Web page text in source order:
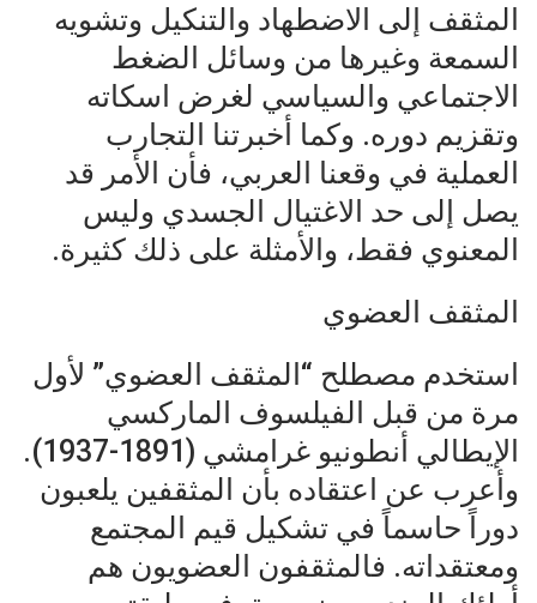
المثقف إلى الاضطهاد والتنكيل وتشويه
السمعة وغيرها من وسائل الضغط
الاجتماعي والسياسي لغرض اسكاته
وتقزيم دوره. وكما أخبرتنا التجارب
العملية في وقعنا العربي، فأن الأمر قد
يصل إلى حد الاغتيال الجسدي وليس
المعنوي فقط، والأمثلة على ذلك كثيرة.
المثقف العضوي
استخدم مصطلح “المثقف العضوي” لأول
مرة من قبل الفيلسوف الماركسي
الإيطالي أنطونيو غرامشي (1891-1937).
وأعرب عن اعتقاده بأن المثقفين يلعبون
دوراً حاسماً في تشكيل قيم المجتمع
ومعتقداته. فالمثقفون العضويون هم